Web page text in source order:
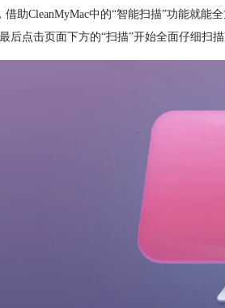
助CleanMyMac中的“智能扫描”功能就
后点击页面下方的“扫描”开始全面仔细扫描